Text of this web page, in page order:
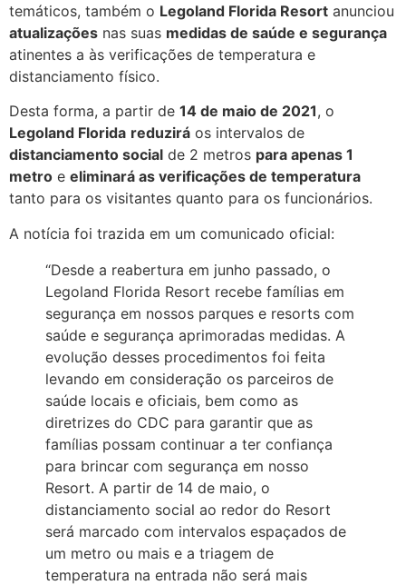
temáticos, também o Legoland Florida Resort anunciou
atualizações nas suas medidas de saúde e segurança
atinentes a às verificações de temperatura e
distanciamento físico.
Desta forma, a partir de 14 de maio de 2021, o
Legoland Florida reduzirá os intervalos de
distanciamento social de 2 metros para apenas 1
metro e eliminará as verificações de temperatura
tanto para os visitantes quanto para os funcionários.
A notícia foi trazida em um comunicado oficial:
“Desde a reabertura em junho passado, o
Legoland Florida Resort recebe famílias em
segurança em nossos parques e resorts com
saúde e segurança aprimoradas medidas. A
evolução desses procedimentos foi feita
levando em consideração os parceiros de
saúde locais e oficiais, bem como as
diretrizes do CDC para garantir que as
famílias possam continuar a ter confiança
para brincar com segurança em nosso
Resort. A partir de 14 de maio, o
distanciamento social ao redor do Resort
será marcado com intervalos espaçados de
um metro ou mais e a triagem de
temperatura na entrada não será mais